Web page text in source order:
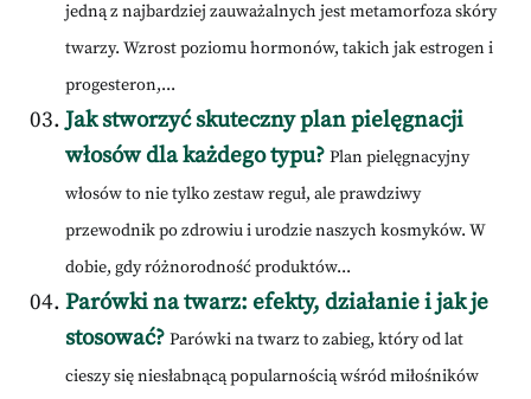
jedną z najbardziej zauważalnych jest metamorfoza skóry
twarzy. Wzrost poziomu hormonów, takich jak estrogen i
progesteron,...
Jak stworzyć skuteczny plan pielęgnacji
włosów dla każdego typu? Plan pielęgnacyjny
włosów to nie tylko zestaw reguł, ale prawdziwy
przewodnik po zdrowiu i urodzie naszych kosmyków. W
dobie, gdy różnorodność produktów...
Parówki na twarz: efekty, działanie i jak je
stosować? Parówki na twarz to zabieg, który od lat
cieszy się niesłabnącą popularnością wśród miłośników